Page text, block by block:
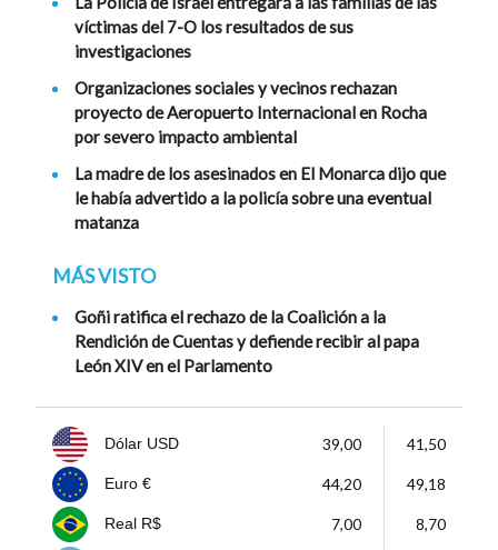
víctimas del 7-O los resultados de sus
investigaciones
Organizaciones sociales y vecinos rechazan
proyecto de Aeropuerto Internacional en Rocha
por severo impacto ambiental
La madre de los asesinados en El Monarca dijo que
le había advertido a la policía sobre una eventual
matanza
MÁS VISTO
Goñi ratifica el rechazo de la Coalición a la
Rendición de Cuentas y defiende recibir al papa
León XIV en el Parlamento
Dólar USD 39,00 41,50
Euro € 44,20 49,18
Real R$ 7,00 8,70